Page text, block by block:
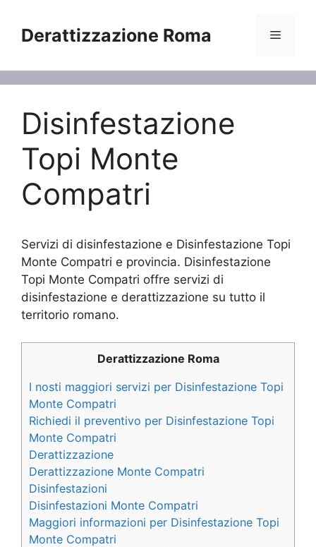
contenuto
Derattizzazione Roma Menu
Disinfestazione
Topi Monte
Compatri
Servizi di disinfestazione e Disinfestazione Topi
Monte Compatri e provincia. Disinfestazione
Topi Monte Compatri offre servizi di
disinfestazione e derattizzazione su tutto il
territorio romano.
Derattizzazione Roma
I nosti maggiori servizi per Disinfestazione Topi
Monte Compatri
Richiedi il preventivo per Disinfestazione Topi
Monte Compatri
Derattizzazione
Derattizzazione Monte Compatri
Disinfestazioni
Disinfestazioni Monte Compatri
Maggiori informazioni per Disinfestazione Topi
Monte Compatri